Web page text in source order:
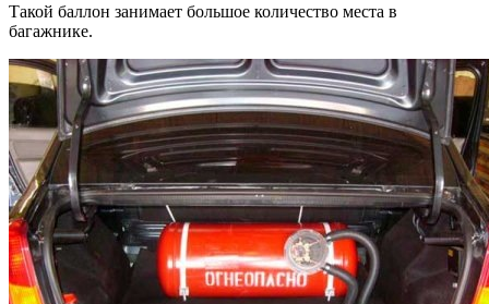
Такой баллон занимает большое количество места в
багажнике.